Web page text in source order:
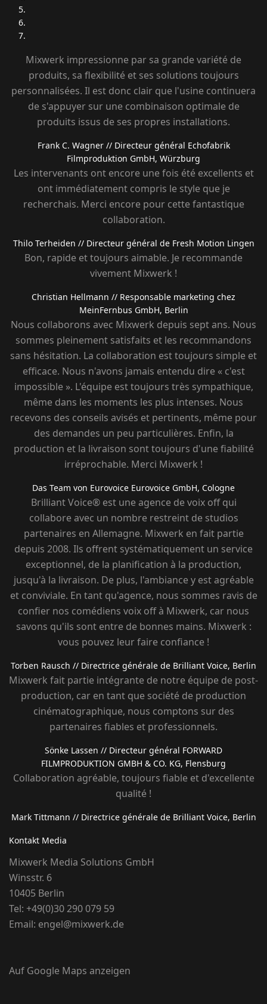
Mixwerk impressionne par sa grande variété de
produits, sa flexibilité et ses solutions toujours
personnalisées. Il est donc clair que l'usine continuera
de s'appuyer sur une combinaison optimale de
produits issus de ses propres installations.
Frank C. Wagner // Directeur général Echofabrik
Filmproduktion GmbH, Würzburg
Les intervenants ont encore une fois été excellents et
ont immédiatement compris le style que je
recherchais. Merci encore pour cette fantastique
collaboration.
Thilo Terheiden // Directeur général de Fresh Motion Lingen
Bon, rapide et toujours aimable. Je recommande
vivement Mixwerk !
Christian Hellmann // Responsable marketing chez
MeinFernbus GmbH, Berlin
Nous collaborons avec Mixwerk depuis sept ans. Nous
sommes pleinement satisfaits et les recommandons
sans hésitation. La collaboration est toujours simple et
efficace. Nous n'avons jamais entendu dire « c'est
impossible ». L'équipe est toujours très sympathique,
même dans les moments les plus intenses. Nous
recevons des conseils avisés et pertinents, même pour
des demandes un peu particulières. Enfin, la
production et la livraison sont toujours d'une fiabilité
irréprochable. Merci Mixwerk !
Das Team von Eurovoice Eurovoice GmbH, Cologne
Brilliant Voice® est une agence de voix off qui
collabore avec un nombre restreint de studios
partenaires en Allemagne. Mixwerk en fait partie
depuis 2008. Ils offrent systématiquement un service
exceptionnel, de la planification à la production,
jusqu'à la livraison. De plus, l'ambiance y est agréable
et conviviale. En tant qu'agence, nous sommes ravis de
confier nos comédiens voix off à Mixwerk, car nous
savons qu'ils sont entre de bonnes mains. Mixwerk :
vous pouvez leur faire confiance !
Torben Rausch // Directrice générale de Brilliant Voice, Berlin
Mixwerk fait partie intégrante de notre équipe de post-
production, car en tant que société de production
cinématographique, nous comptons sur des
partenaires fiables et professionnels.
Sönke Lassen // Directeur général FORWARD
FILMPRODUKTION GMBH & CO. KG, Flensburg
Collaboration agréable, toujours fiable et d'excellente
qualité !
Mark Tittmann // Directrice générale de Brilliant Voice, Berlin
Kontakt Media
Mixwerk Media Solutions GmbH
Winsstr. 6
10405 Berlin
Tel: +49(0)30 290 079 59
Email: engel@mixwerk.de
Auf Google Maps anzeigen